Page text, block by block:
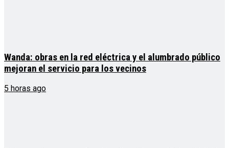
Wanda: obras en la red eléctrica y el alumbrado público
mejoran el servicio para los vecinos
5 horas ago